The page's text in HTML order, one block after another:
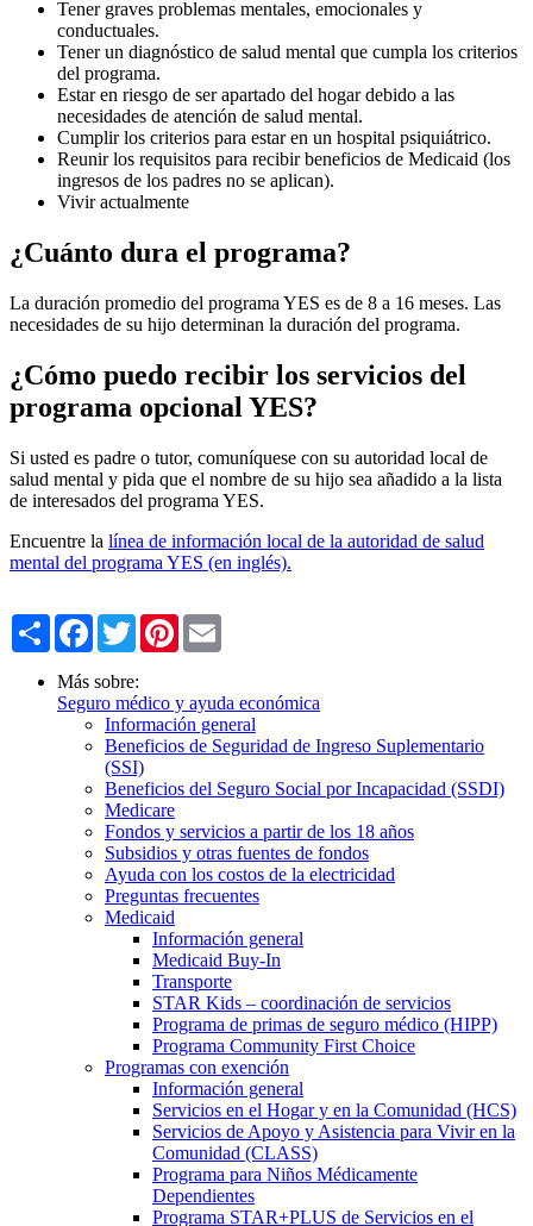
Tener graves problemas mentales, emocionales y
conductuales.
Tener un diagnóstico de salud mental que cumpla los criterios
del programa.
Estar en riesgo de ser apartado del hogar debido a las
necesidades de atención de salud mental.
Cumplir los criterios para estar en un hospital psiquiátrico.
Reunir los requisitos para recibir beneficios de Medicaid (los
ingresos de los padres no se aplican).
Vivir actualmente
¿Cuánto dura el programa?
La duración promedio del programa YES es de 8 a 16 meses. Las
necesidades de su hijo determinan la duración del programa.
¿Cómo puedo recibir los servicios del
programa opcional YES?
Si usted es padre o tutor, comuníquese con su autoridad local de
salud mental y pida que el nombre de su hijo sea añadido a la lista
de interesados del programa YES.
Encuentre la línea de información local de la autoridad de salud
mental del programa YES (en inglés).
Share Facebook
TwitterPinterest
Más sobre:
Seguro médico y ayuda económica
Información general
Beneficios de Seguridad de Ingreso Suplementario
(SSI)
Beneficios del Seguro Social por Incapacidad (SSDI)
Medicare
Fondos y servicios a partir de los 18 años
Subsidios y otras fuentes de fondos
Ayuda con los costos de la electricidad
Preguntas frecuentes
Medicaid
Información general
Medicaid Buy-In
Transporte
STAR Kids – coordinación de servicios
Programa de primas de seguro médico (HIPP)
Programa Community First Choice
Programas con exención
Información general
Servicios en el Hogar y en la Comunidad (HCS)
Servicios de Apoyo y Asistencia para Vivir en la
Comunidad (CLASS)
Programa para Niños Médicamente
Dependientes
Programa STAR+PLUS de Servicios en el